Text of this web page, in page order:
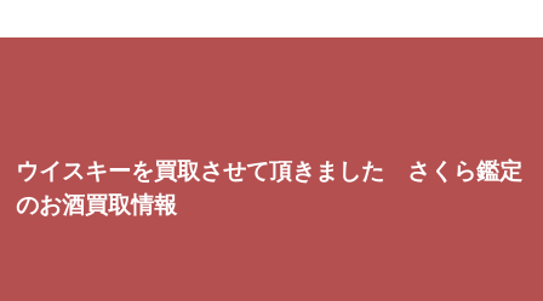
ウイスキーを買取させて頂きました さくら鑑定
のお酒買取情報